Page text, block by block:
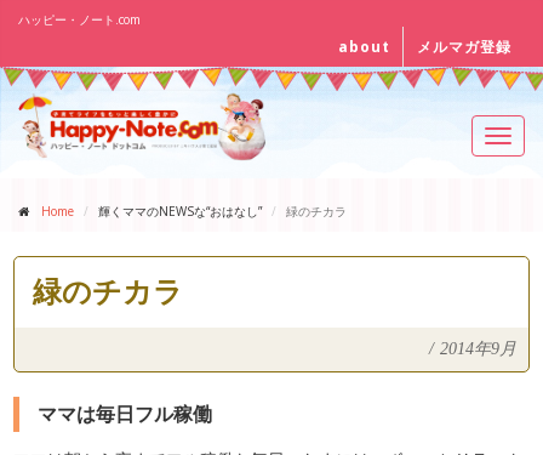
ハッピー・ノート.com
about メルマガ登録
Home 輝くママのNEWSな“おはなし” 緑のチカラ
緑のチカラ
/ 2014年9月
ママは毎日フル稼働